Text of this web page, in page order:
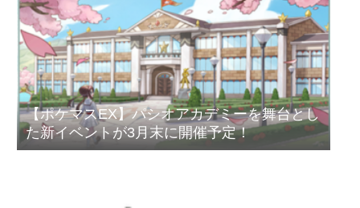
【ポケマスEX】パシオアカデミーを舞台とし
た新イベントが3月末に開催予定！